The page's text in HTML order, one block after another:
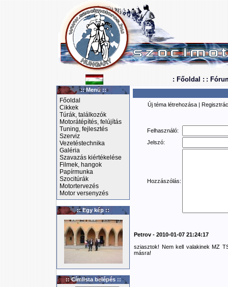
: Főoldal : :
:: Menü ::
Főoldal
Cikkek
Túrák, találkozók
Motorátépítés, felújítás
Tuning, fejlesztés
Szerviz
Vezetéstechnika
Galéria
Szavazás kiértékelése
Filmek, hangok
Papírmunka
Szocitúrák
Motortervezés
Motor versenyzés
:: Egy kép ::
:: Címlista belépés ::
Új téma létrehozása |
Felhasználó:
Jelszó:
Hozzászólás:
Petrov - 2010-01-07 21:24:17
sziasztok! Nem kell valakinek MZ
másra!